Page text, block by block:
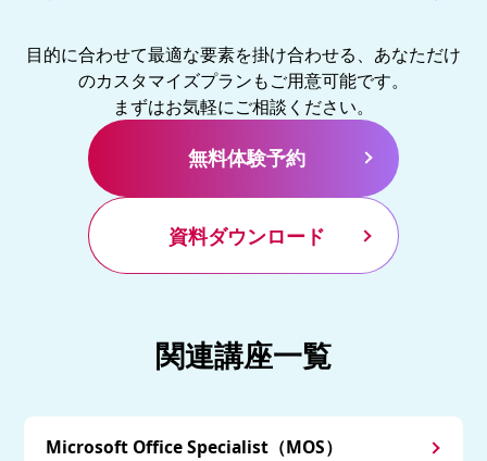
目的に合わせて最適な要素を掛け合わせる、あなただけ
のカスタマイズプランもご用意可能です。
まずはお気軽にご相談ください。
無料体験予約
資料ダウンロード
関連講座一覧
Microsoft Office Specialist（MOS）